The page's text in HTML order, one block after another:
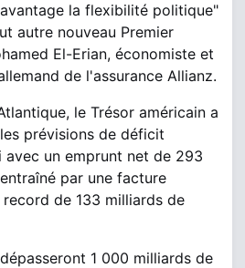
la flexibilité politique"
autre nouveau Premier
El-Erian, économiste et
de l'assurance Allianz.
le Trésor américain a
prévisions de déficit
un emprunt net de 293
par une facture
de 133 milliards de
1 000 milliards de